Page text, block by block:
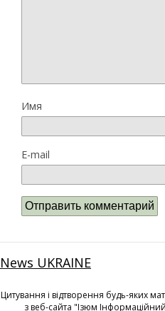
Имя
E-mail
News UKRAINE
Цитування і відтворення будь-яких
з веб-сайта "Ізюм